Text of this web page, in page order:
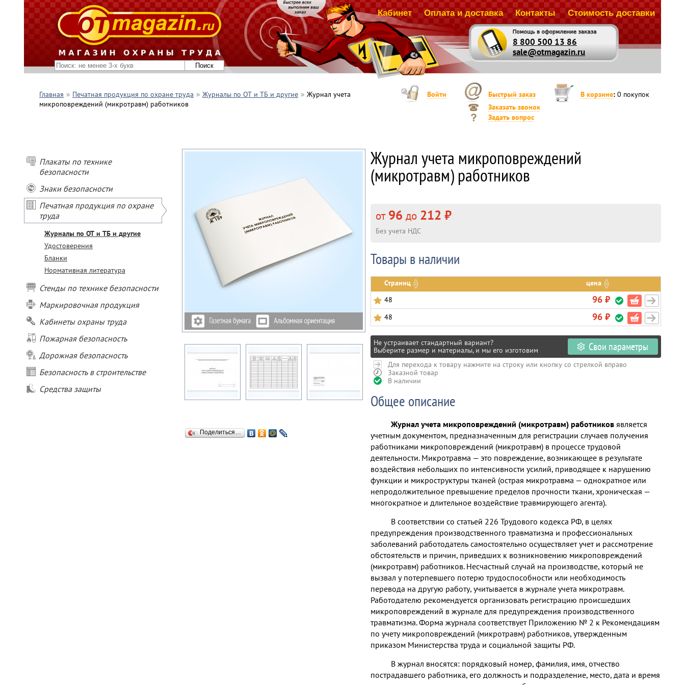
8 800 500 13 86
sale@otmagazin.ru
Кабинет Оплата и доставка Контакты Стоимость доставки
Главная Печатная продукция по охране труда Журналы по ОТ и ТБ и другие
Журнал учета
микроповреждений (микротравм) работников
Войти Быстрый заказ В корзине: 0 покупок
Заказать звонок
Задать вопрос
Плакаты по технике
безопасности
Знаки безопасности
Печатная продукция по охране
труда
Журналы по ОТ и ТБ и другие
Удостоверения
Бланки
Нормативная литература
Стенды по технике безопасности
Маркировочная продукция
Кабинеты охраны труда
Пожарная безопасность
Дорожная безопасность
Безопасность в строительстве
Средства защиты
Поделиться…
Журнал учета микроповреждений
(микротравм) работников
от96 до 212 ₽
Без учета НДС
Товары в наличии
Страниц
цена
48
96 ₽
48 96 ₽
Не устраивает стандартный вариант?
Выберите размер и материалы, и мы его изготовим
Свои параметры
Для перехода к товару нажмите на строку или кнопку со стрелкой вправо
Заказной товар
В наличии
Общее описание
Журнал учета микроповреждений (микротравм) работников является
учетным документом, предназначенным для регистрации случаев получения
работниками микроповреждений (микротравм) в процессе трудовой
деятельности. Микротравма — это повреждение, возникающее в результате
воздействия небольших по интенсивности усилий, приводящее к нарушению
функции и микроструктуры тканей (острая микротравма — однократное или
непродолжительное превышение пределов прочности ткани, хроническая —
многократное и длительное воздействие травмирующего агента).
В соответствии со статьей 226 Трудового кодекса РФ, в целях
предупреждения производственного травматизма и профессиональных
заболеваний работодатель самостоятельно осуществляет учет и рассмотрение
обстоятельств и причин, приведших к возникновению микроповреждений
(микротравм) работников. Несчастный случай на производстве, который не
вызвал у потерпевшего потерю трудоспособности или необходимость
перевода на другую работу, учитывается в журнале учета микротравм.
Работодателю рекомендуется организовать регистрацию происшедших
микроповреждений в журнале для предупреждения производственного
травматизма. Форма журнала соответствует Приложению № 2 к Рекомендациям
по учету микроповреждений (микротравм) работников, утвержденным
приказом Министерства труда и социальной защиты РФ.
В журнал вносятся: порядковый номер, фамилия, имя, отчество
пострадавшего работника, его должность и подразделение, место, дата и время